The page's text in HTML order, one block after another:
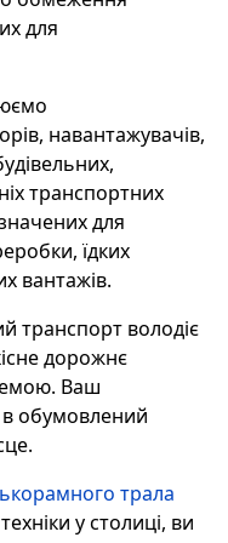
для
навантажувачів,
транспортних
для
їдких
вантажів.
транспорт володіє
дорожнє
Ваш
в обумовлений
трала
у столиці, ви